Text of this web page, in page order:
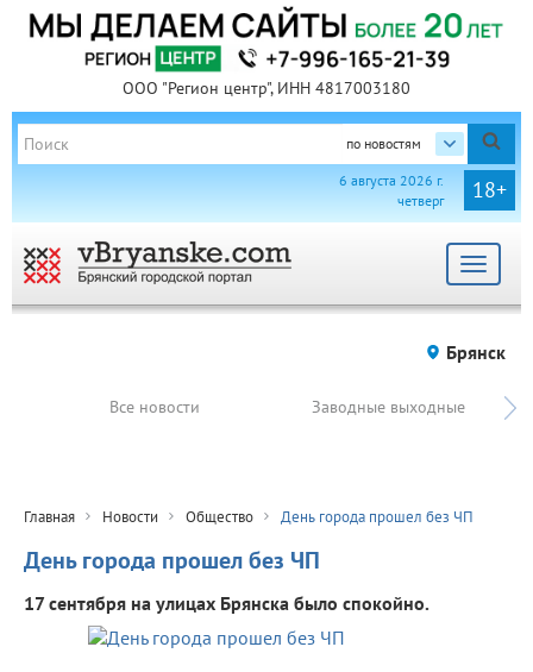
ООО "Регион центр", ИНН 4817003180
по новостям
18+
6 августа 2026 г.
четверг
Toggle
Брянск
Все новости Заводные выходные
Главная Новости Общество День города прошел без ЧП
День города прошел без ЧП
17 сентября на улицах Брянска было спокойно.